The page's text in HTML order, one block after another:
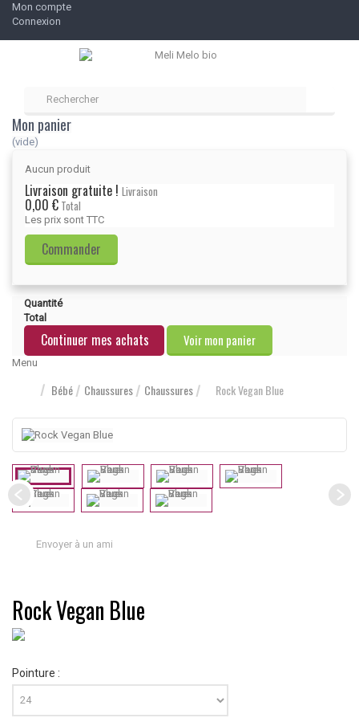
Mon compte
Connexion
Mon panier
(vide)
Aucun produit
Livraison gratuite ! Livraison
0,00 € Total
Les prix sont TTC
Commander
Quantité
Total
Continuer mes achats Voir mon panier
Menu
Bébé Chaussures Chaussures Rock Vegan Blue
Envoyer à un ami
Rock Vegan Blue
Pointure :